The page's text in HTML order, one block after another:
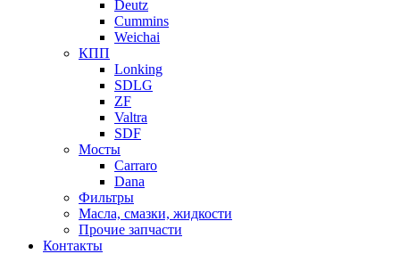
Deutz
Cummins
Weichai
КПП
Lonking
SDLG
ZF
Valtra
SDF
Мосты
Carraro
Dana
Фильтры
Масла, смазки, жидкости
Прочие запчасти
Контакты